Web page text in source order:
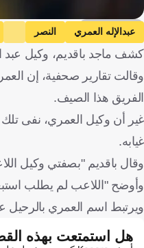
Getty Images
عبدالإله العمري النصر
كشف ماجد باقديم، وكيل عبد
وقالت تقارير صحفية، إن
الفريق هذا الصيف.
غير أن وكيل العمري، نفى
غيابه.
وقال باقديم "بصفتي وكيل
وأوضح "اللاعب لم يطلب
ويرتبط اسم العمري بالرحيل
هل استمتعت بهذه